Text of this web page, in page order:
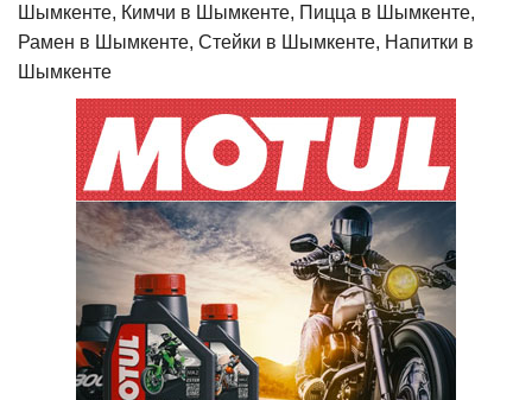
Шымкенте, Кимчи в Шымкенте, Пицца в Шымкенте,
Рамен в Шымкенте, Стейки в Шымкенте, Напитки в
Шымкенте